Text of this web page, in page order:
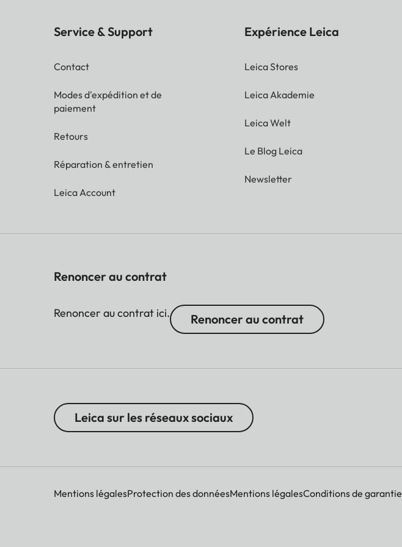
Service & Support
Contact
Modes d'expédition et de
paiement
Retours
Réparation & entretien
Leica Account
Expérience Leica
Leica Stores
Leica Akademie
Leica Welt
Le Blog Leica
Newsletter
Renoncer au contrat
Renoncer au contrat ici. Renoncer au contrat
Leica sur les réseaux sociaux
Mentions légalesProtection des donnéesMentions légalesConditions de garantie